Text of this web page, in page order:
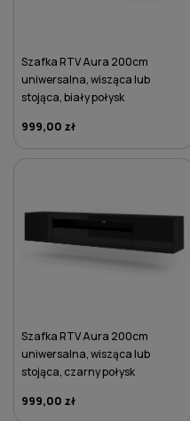
Szafka RTV Aura 200cm
uniwersalna, wisząca lub
stojąca, biały połysk
999,00 zł
Szafka RTV Aura 200cm
uniwersalna, wisząca lub
stojąca, czarny połysk
999,00 zł